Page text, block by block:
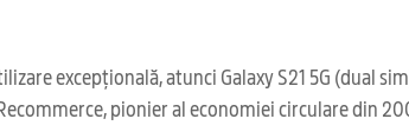
excepțională, atunci Galaxy S21 5G (dual
pionier al economiei circulare din